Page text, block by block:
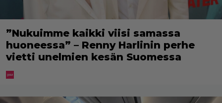
”Nukuimme kaikki viisi samassa
huoneessa” – Renny Harlinin perhe
vietti unelmien kesän Suomessa